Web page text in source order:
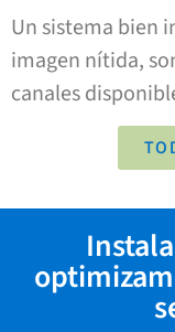
Un sistema bien
imagen nítida,
canales